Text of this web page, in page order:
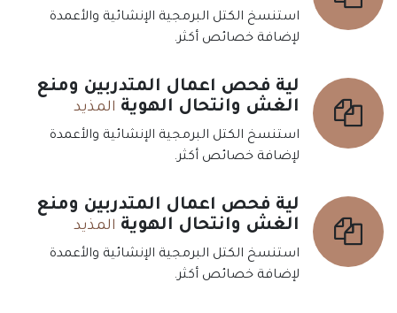
استنسخ الكتل البرمجية الإنشائية والأعمدة
لإضافة خصائص أكثر.
لية فحص أعمال المتدربين ومنع
الغش وانتحال الهوية المذيد
استنسخ الكتل البرمجية الإنشائية والأعمدة
لإضافة خصائص أكثر.
لية فحص أعمال المتدربين ومنع
الغش وانتحال الهوية المذيد
استنسخ الكتل البرمجية الإنشائية والأعمدة
لإضافة خصائص أكثر.